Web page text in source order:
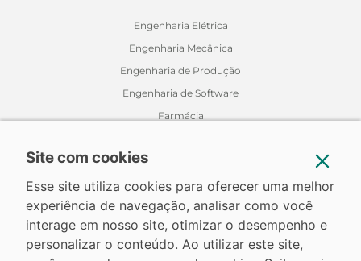
Engenharia Elétrica
Engenharia Mecânica
Engenharia de Produção
Engenharia de Software
Farmácia
Medicina Veterinária
Nutrição
Odontologia
Relações Internacionais
Site com cookies
Esse site utiliza cookies para oferecer uma melhor
experiência de navegação, analisar como você
interage em nosso site, otimizar o desempenho e
personalizar o conteúdo. Ao utilizar este site,